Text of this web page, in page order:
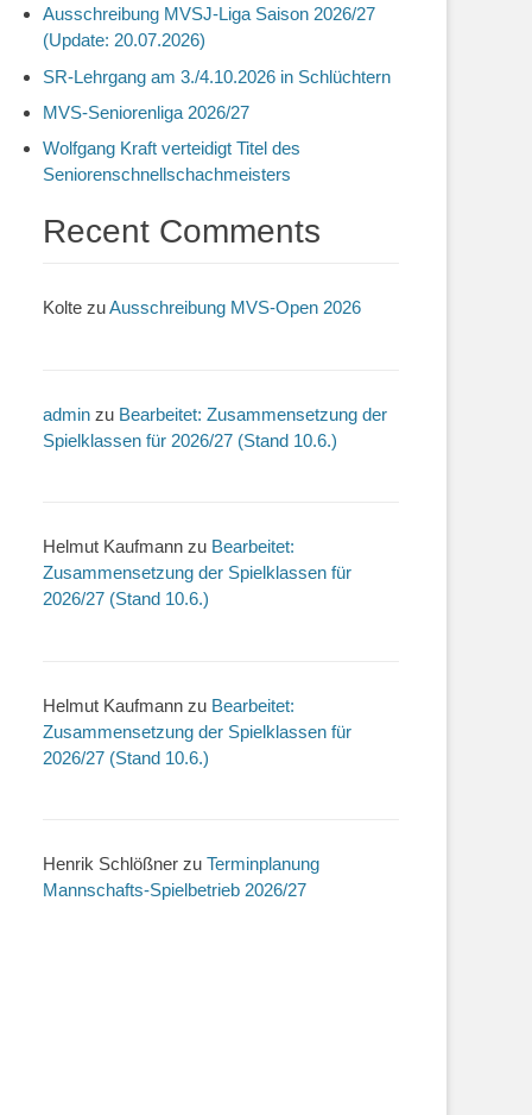
Ausschreibung MVSJ-Liga Saison 2026/27
(Update: 20.07.2026)
SR-Lehrgang am 3./4.10.2026 in Schlüchtern
MVS-Seniorenliga 2026/27
Wolfgang Kraft verteidigt Titel des
Seniorenschnellschachmeisters
Recent Comments
Kolte zuAusschreibung MVS-Open 2026
admin zu Bearbeitet: Zusammensetzung der
Spielklassen für 2026/27 (Stand 10.6.)
Helmut Kaufmann zu Bearbeitet:
Zusammensetzung der Spielklassen für
2026/27 (Stand 10.6.)
Helmut Kaufmann zu Bearbeitet:
Zusammensetzung der Spielklassen für
2026/27 (Stand 10.6.)
Henrik Schlößner zu Terminplanung
Mannschafts-Spielbetrieb 2026/27